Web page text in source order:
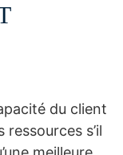
du client
s’il